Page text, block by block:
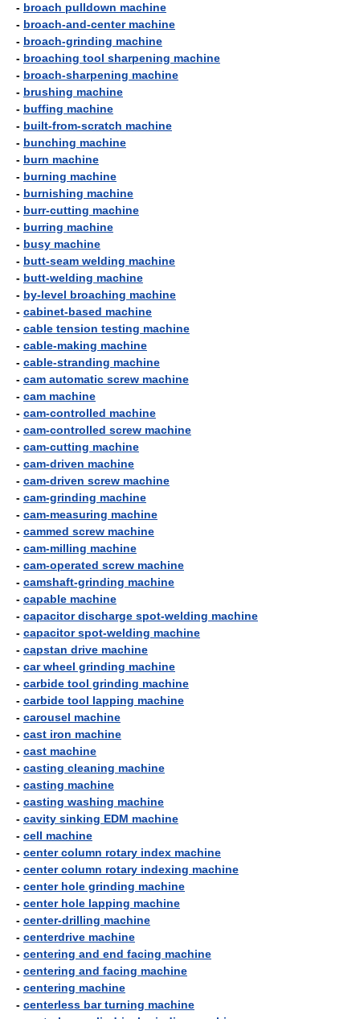
- broach pulldown machine
- broach-and-center machine
- broach-grinding machine
- broaching tool sharpening machine
- broach-sharpening machine
- brushing machine
- buffing machine
- built-from-scratch machine
- bunching machine
- burn machine
- burning machine
- burnishing machine
- burr-cutting machine
- burring machine
- busy machine
- butt-seam welding machine
- butt-welding machine
- by-level broaching machine
- cabinet-based machine
- cable tension testing machine
- cable-making machine
- cable-stranding machine
- cam automatic screw machine
- cam machine
- cam-controlled machine
- cam-controlled screw machine
- cam-cutting machine
- cam-driven machine
- cam-driven screw machine
- cam-grinding machine
- cam-measuring machine
- cammed screw machine
- cam-milling machine
- cam-operated screw machine
- camshaft-grinding machine
- capable machine
- capacitor discharge spot-welding machine
- capacitor spot-welding machine
- capstan drive machine
- car wheel grinding machine
- carbide tool grinding machine
- carbide tool lapping machine
- carousel machine
- cast iron machine
- cast machine
- casting cleaning machine
- casting machine
- casting washing machine
- cavity sinking EDM machine
- cell machine
- center column rotary index machine
- center column rotary indexing machine
- center hole grinding machine
- center hole lapping machine
- center-drilling machine
- centerdrive machine
- centering and end facing machine
- centering and facing machine
- centering machine
- centerless bar turning machine